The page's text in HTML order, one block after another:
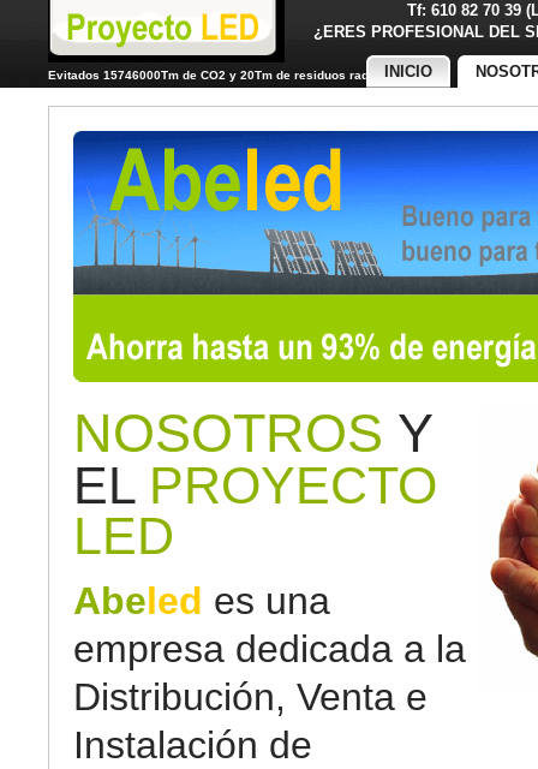
Tf: 610 82 70 39
¿ERES PROFESIONAL
Evitados 15746000Tm de CO2 y 20Tm de residuos radiactivos
INICIO
NOSOTROS Y
EL PROYECTO
LED
Abeled es una
empresa dedicada a la
Distribución, Venta e
Instalación de